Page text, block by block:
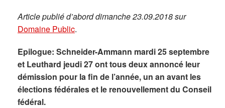
Article publié d’abord dimanche 23.09.2018 sur
Domaine Public.
Epilogue: Schneider-Ammann mardi 25 septembre
et Leuthard jeudi 27 ont tous deux annoncé leur
démission pour la fin de l’année, un an avant les
élections fédérales et le renouvellement du Conseil
fédéral.